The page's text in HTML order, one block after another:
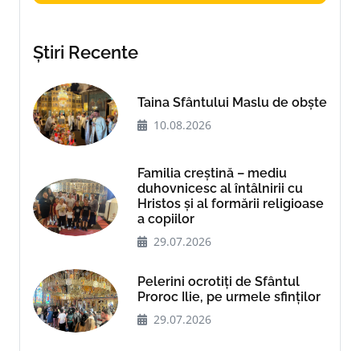
Știri Recente
Taina Sfântului Maslu de obște
10.08.2026
Familia creștină – mediu
duhovnicesc al întâlnirii cu
Hristos și al formării religioase
a copiilor
29.07.2026
Pelerini ocrotiți de Sfântul
Proroc Ilie, pe urmele sfinților
29.07.2026